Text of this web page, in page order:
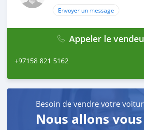
Envoyer un message
Appeler le
+97158 821 5162
Besoin de vendre votre
Nous allons